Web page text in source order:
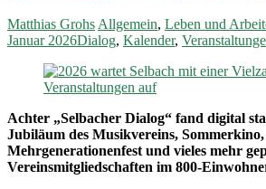
Matthias Grohs Allgemein, Leben und
Januar 2026Dialog, Kalender,
Achter „Selbacher Dialog“ fand digital
Jubiläum des Musikvereins, Sommerkino,
Mehrgenerationenfest und vieles mehr
Vereinsmitgliedschaften im 800-